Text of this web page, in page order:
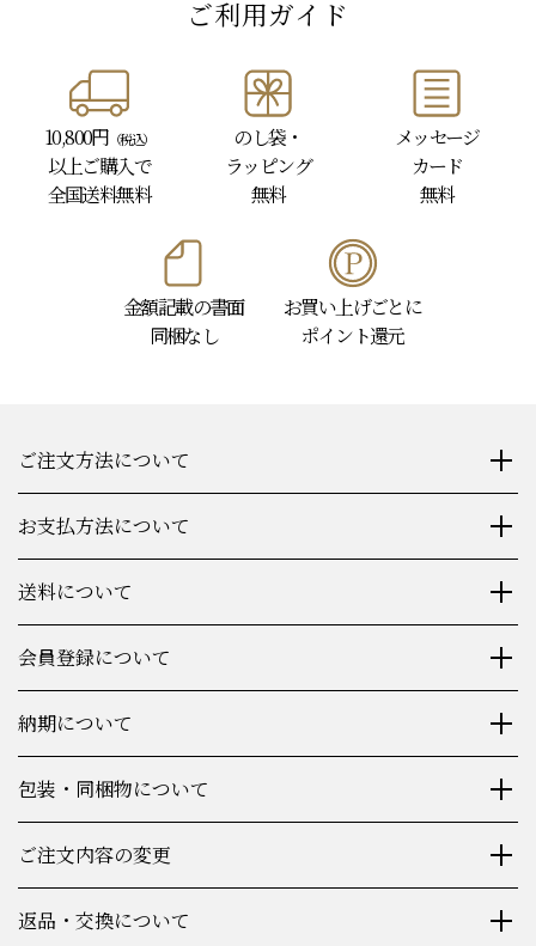
ご利用ガイド
10,800円 （税込）
以上ご購入で
全国送料無料
のし袋・
ラッピング
無料
メッセージ
カード
無料
金額記載の書面
同梱なし
お買い上げごとに
ポイント還元
ご注文方法について
お支払方法について
送料について
会員登録について
納期について
包装・同梱物について
ご注文内容の変更
返品・交換について